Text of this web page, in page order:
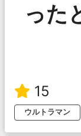
った
15
ウルトラマン